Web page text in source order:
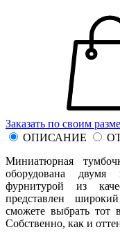
Заказать по своим
ОПИСАНИЕ
Миниатюрная
оборудована
фурнитурой из
представлен
сможете выбрать тот
Собственно, как и